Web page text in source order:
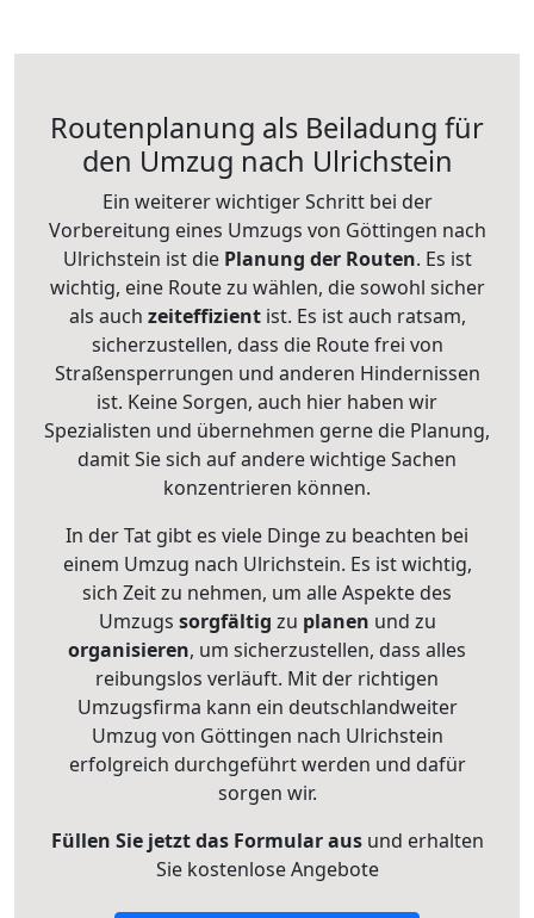
Routenplanung als Beiladung für
den Umzug nach Ulrichstein
Ein weiterer wichtiger Schritt bei der
Vorbereitung eines Umzugs von Göttingen nach
Ulrichstein ist diePlanung der Routen. Es ist
wichtig, eine Route zu wählen, die sowohl sicher
als auch zeiteffizientist. Es ist auch ratsam,
sicherzustellen, dass die Route frei von
Straßensperrungen und anderen Hindernissen
ist. Keine Sorgen, auch hier haben wir
Spezialisten und übernehmen gerne die Planung,
damit Sie sich auf andere wichtige Sachen
konzentrieren können.
In der Tat gibt es viele Dinge zu beachten bei
einem Umzug nach Ulrichstein. Es ist wichtig,
sich Zeit zu nehmen, um alle Aspekte des
Umzugs sorgfältig zu planen und zu
organisieren, um sicherzustellen, dass alles
reibungslos verläuft. Mit der richtigen
Umzugsfirma kann ein deutschlandweiter
Umzug von Göttingen nach Ulrichstein
erfolgreich durchgeführt werden und dafür
sorgen wir.
Füllen Sie jetzt das Formular ausund erhalten
Sie kostenlose Angebote